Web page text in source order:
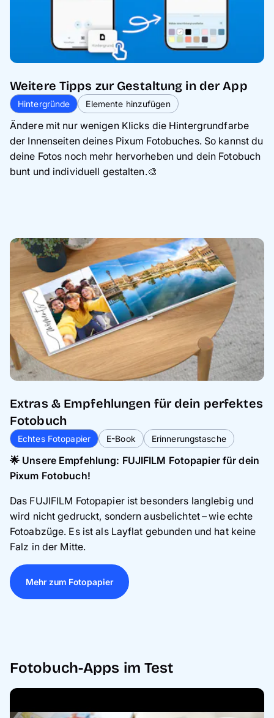
Weitere Tipps zur Gestaltung in der App
Hintergründe Elemente hinzufügen
Ändere mit nur wenigen Klicks die Hintergrundfarbe
der Innenseiten deines Pixum Fotobuches. So kannst du
deine Fotos noch mehr hervorheben und dein Fotobuch
bunt und individuell gestalten.🎨
Extras & Empfehlungen für dein perfektes
Fotobuch
Echtes Fotopapier E-Book Erinnerungstasche
🌟 Unsere Empfehlung: FUJIFILM Fotopapier für dein
Pixum Fotobuch!
Das FUJIFILM Fotopapier ist besonders langlebig und
wird nicht gedruckt, sondern ausbelichtet – wie echte
Fotoabzüge. Es ist als Layflat gebunden und hat keine
Falz in der Mitte.
Mehr zum Fotopapier
Fotobuch-Apps im Test